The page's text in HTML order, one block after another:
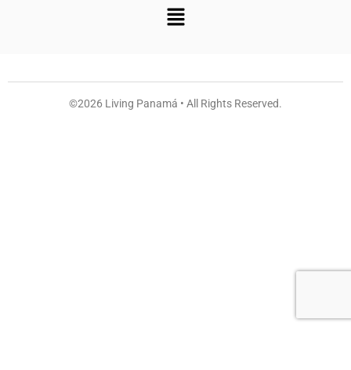
©2026 Living Panamá • All Rights Reserved.